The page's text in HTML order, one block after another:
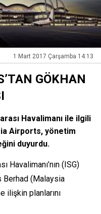
1 Mart 2017 Çarşamba 14:13
GÖKHAN
Havalimanı ile ilgili
Airports, yönetim
duyurdu.
Havalimanı’nın (ISG)
(Malaysia
ilişkin planlarını